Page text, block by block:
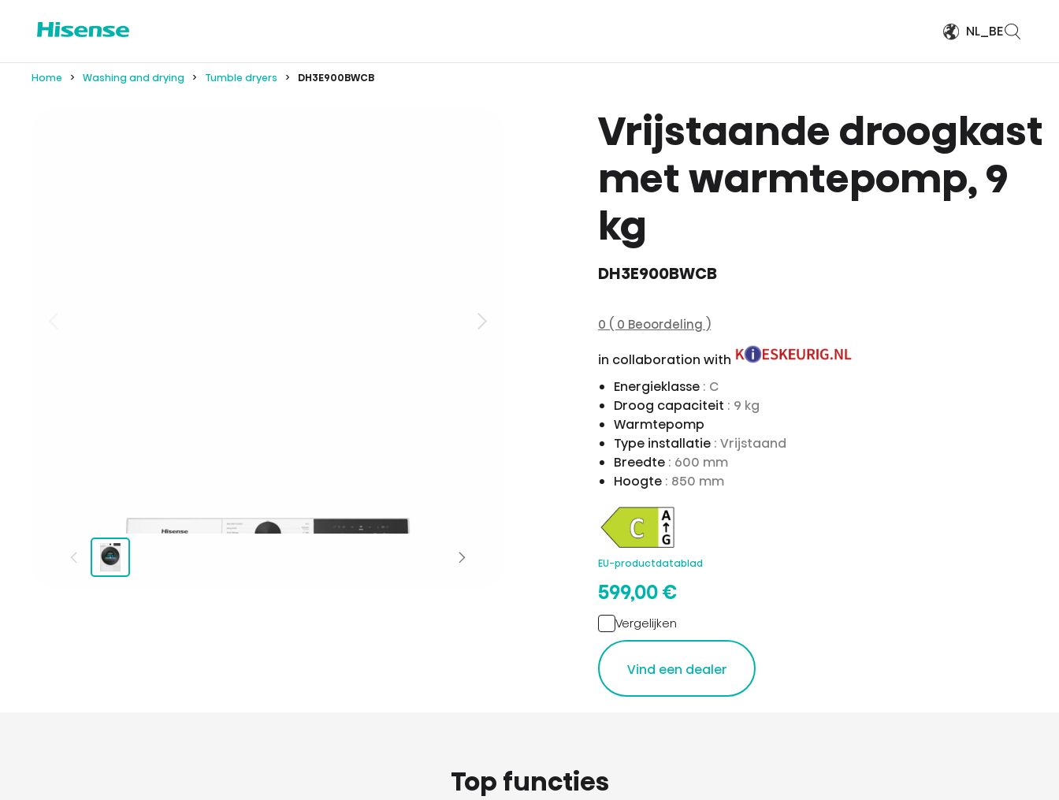
NL_BE
Home Washing and drying Tumble dryers DH3E900BWCB
Vrijstaande droogkast
met warmtepomp, 9
kg
DH3E900BWCB
0 ( 0 Beoordeling )
in collaboration with
Energieklasse : C
Droog capaciteit : 9 kg
Warmtepomp
Type installatie : Vrijstaand
Breedte : 600 mm
Hoogte : 850 mm
EU-productdatablad
599,00 €
Vergelijken
Vind een dealer
Top functies